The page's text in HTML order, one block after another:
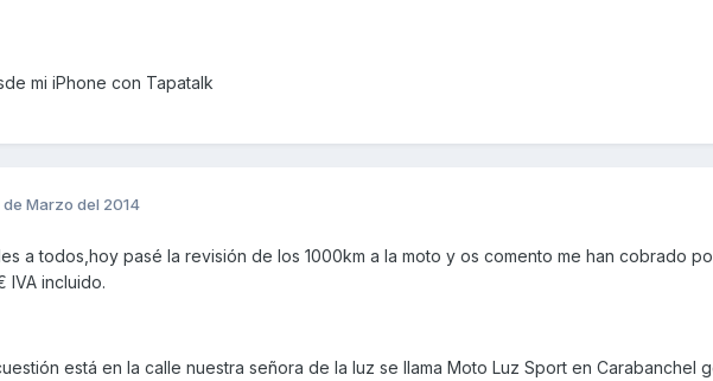
mi iPhone con Tapatalk
de Marzo del 2014
a todos,hoy pasé la revisión de los 1000km a la moto y os comento me han cobrado
IVA incluido.
está en la calle nuestra señora de la luz se llama Moto Luz Sport en Carabanchel